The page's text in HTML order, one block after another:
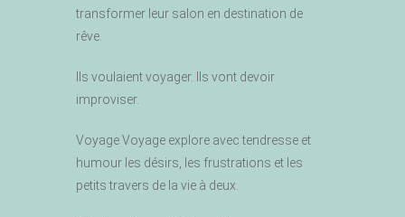
transformer leur salon en destination de
rêve.
Ils voulaient voyager. Ils vont devoir
improviser.
Voyage Voyage explore avec tendresse et
humour les désirs, les frustrations et les
petits travers de la vie à deux.